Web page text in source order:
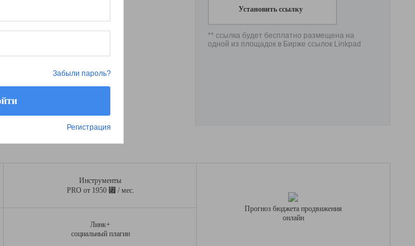
Установить ссылку
** ссылка будет бесплатно размещена на
одной из площадок в Бирже ссылок Linkpad
Инструменты
PRO от 1950 ⃏ / мес.
Линк+
социальный плагин
Прогноз бюджета продвижения
онлайн
Регистрация
Забыли пароль?